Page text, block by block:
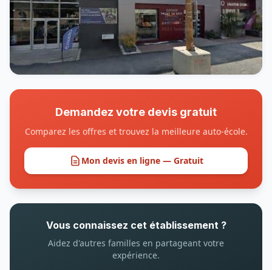
Demandez votre devis gratuit
Comparez les offres et trouvez la meilleure auto-école.
Mon devis en ligne — Gratuit
Vous connaissez cet établissement ?
Aidez d'autres familles en partageant votre
expérience.